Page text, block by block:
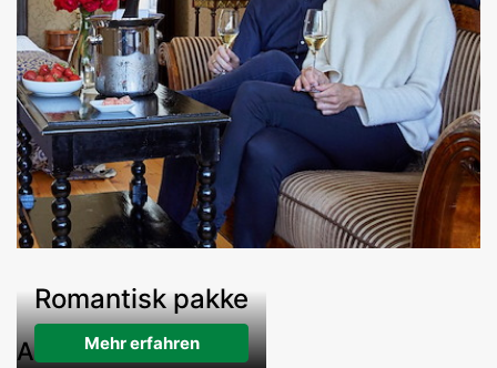
Romantisk pakke
Mehr erfahren
AMENITIES